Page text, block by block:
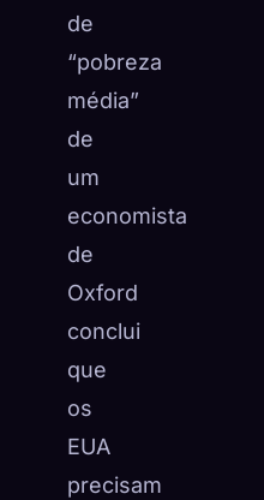
de
“pobreza
média”
de
um
economista
de
Oxford
conclui
que
os
EUA
precisam